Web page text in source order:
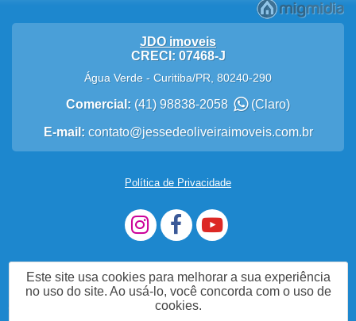
Me Chame no WhatsApp
JDO imoveis
CRECI: 07468-J
Água Verde - Curitiba/PR 80240-290
Comercial: (41) 98838-2058 (Claro)
E-mail: contato@jessedeoliveiraimoveis.com.br
Política de Privacidade
Este site usa cookies para melhorar a sua experiência
no uso do site. Ao usá-lo, você concorda com o uso de
cookies.